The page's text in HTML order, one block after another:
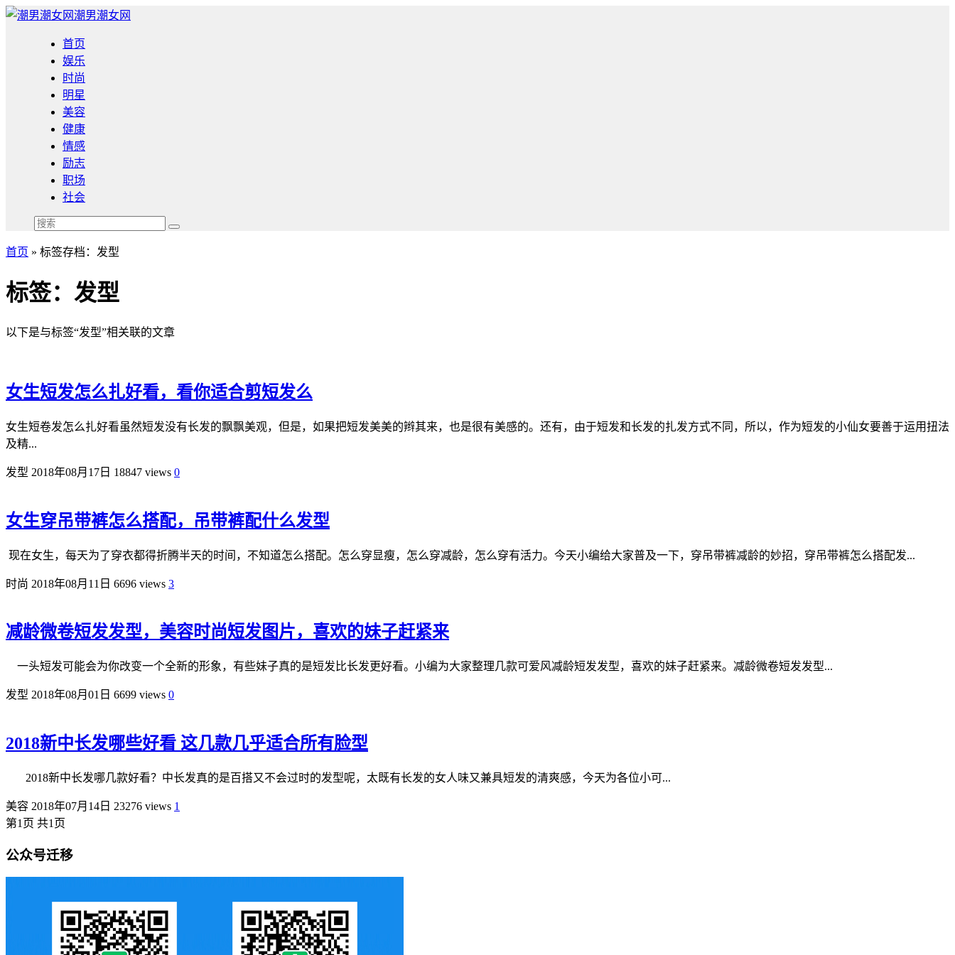
潮男潮女网
首页
娱乐
时尚
明星
美容
健康
情感
励志
职场
社会
首页 » 标签存档：发型
标签：发型
以下是与标签“发型”相关联的文章
女生短发怎么扎好看，看你适合剪短发么
女生短卷发怎么扎好看虽然短发没有长发的飘飘美观，但是，如果把短发美美的辫其来，也是很有美感的。还有，由于短发和长发的扎发方式不同，所以，作为短发的小仙女要善于运用扭法
及精...
发型 2018年08月17日 18847 views 0
女生穿吊带裤怎么搭配，吊带裤配什么发型
现在女生，每天为了穿衣都得折腾半天的时间，不知道怎么搭配。怎么穿显瘦，怎么穿减龄，怎么穿有活力。今天小编给大家普及一下，穿吊带裤减龄的妙招，穿吊带裤怎么搭配发...
时尚 2018年08月11日 6696 views 3
减龄微卷短发发型，美容时尚短发图片，喜欢的妹子赶紧来
一头短发可能会为你改变一个全新的形象，有些妹子真的是短发比长发更好看。小编为大家整理几款可爱风减龄短发发型，喜欢的妹子赶紧来。减龄微卷短发发型...
发型 2018年08月01日 6699 views 0
2018新中长发哪些好看 这几款几乎适合所有脸型
2018新中长发哪几款好看？中长发真的是百搭又不会过时的发型呢，太既有长发的女人味又兼具短发的清爽感，今天为各位小可...
美容 2018年07月14日 23276 views 1
第1页 共1页
公众号迁移